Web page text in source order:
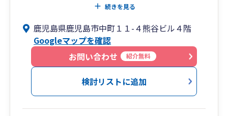
◎税理士法人武内総合会計
■税務・会計業務・申告書作成など、幅広くサ
・コンプライアンスサービス
（各税目の申告書作成）
・税務調査立ち合い
続きを見る
鹿児島県鹿児島市中町１１-４熊谷ビル４階
Googleマップを確認
お問い合わせ
紹介無料
検討リストに追加